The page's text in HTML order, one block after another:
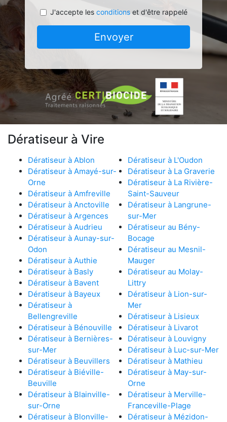
J'accepte les conditionset d'être rappelé
Envoyer
Dératiseur à Vire
Dératiseur à Ablon
Dératiseur à Amayé-sur-
Orne
Dératiseur à Amfreville
Dératiseur à Anctoville
Dératiseur à Argences
Dératiseur à Audrieu
Dératiseur à Aunay-sur-
Odon
Dératiseur à Authie
Dératiseur à Basly
Dératiseur à Bavent
Dératiseur à Bayeux
Dératiseur à
Bellengreville
Dératiseur à Bénouville
Dératiseur à Bernières-
sur-Mer
Dératiseur à Beuvillers
Dératiseur à Biéville-
Beuville
Dératiseur à Blainville-
sur-Orne
Dératiseur à Blonville-
Dératiseur à L'Oudon
Dératiseur à La Graverie
Dératiseur à La Rivière-
Saint-Sauveur
Dératiseur à Langrune-
sur-Mer
Dératiseur au Bény-
Bocage
Dératiseur au Mesnil-
Mauger
Dératiseur au Molay-
Littry
Dératiseur à Lion-sur-
Mer
Dératiseur à Lisieux
Dératiseur à Livarot
Dératiseur à Louvigny
Dératiseur à Luc-sur-Mer
Dératiseur à Mathieu
Dératiseur à May-sur-
Orne
Dératiseur à Merville-
Franceville-Plage
Dératiseur à Mézidon-